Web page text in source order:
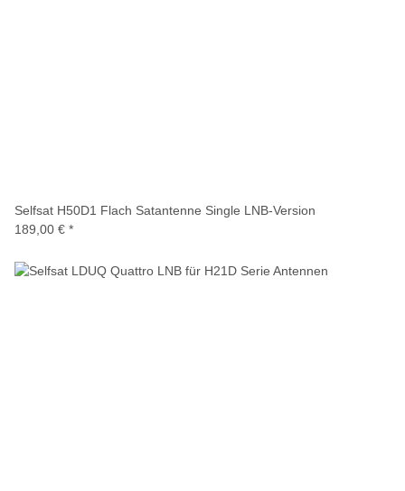
Selfsat H50D1 Flach Satantenne Single LNB-Version
189,00 € *